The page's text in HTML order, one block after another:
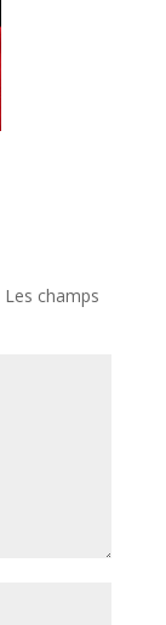
Les champs